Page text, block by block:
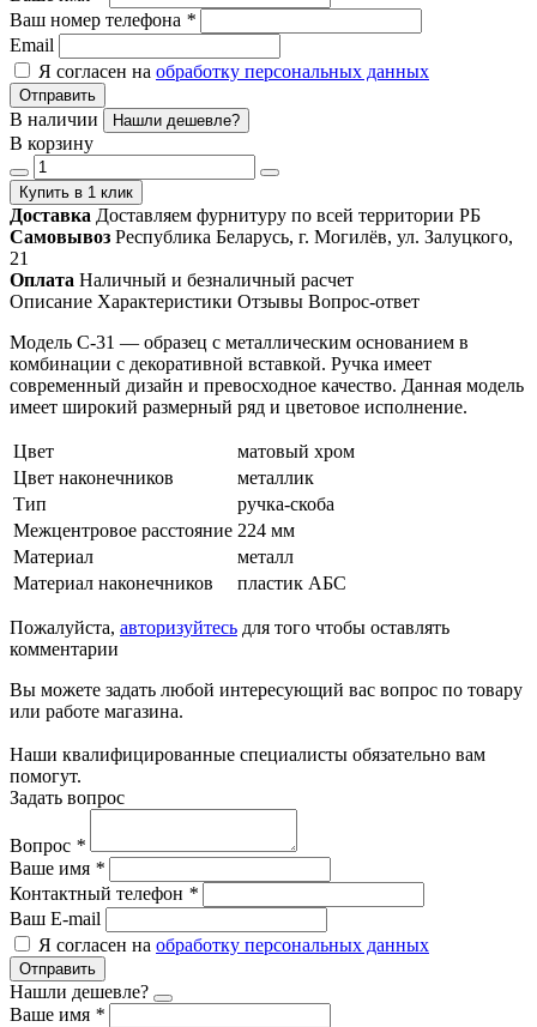
Ваш номер телефона *
Email
Я согласен на обработку персональных данных
Отправить
В наличии Нашли дешевле?
В корзину
Купить в 1 клик
Доставка Доставляем фурнитуру по всей территории РБ
Самовывоз Республика Беларусь, г. Могилёв, ул. Залуцкого,
21
Оплата Наличный и безналичный расчет
Описание Характеристики Отзывы Вопрос-ответ
Модель С-31 — образец с металлическим основанием в
комбинации с декоративной вставкой. Ручка имеет
современный дизайн и превосходное качество. Данная модель
имеет широкий размерный ряд и цветовое исполнение.
Цвет
матовый хром
Цвет наконечников
металлик
Тип
ручка-скоба
Межцентровое расстояние 224 мм
Материал
металл
Материал наконечников
пластик АБС
Пожалуйста, авторизуйтесь для того чтобы оставлять
комментарии
Вы можете задать любой интересующий вас вопрос по товару
или работе магазина.
Наши квалифицированные специалисты обязательно вам
помогут.
Задать вопрос
Вопрос *
Ваше имя *
Контактный телефон *
Ваш E-mail
Я согласен на обработку персональных данных
Отправить
Нашли дешевле?
Ваше имя *